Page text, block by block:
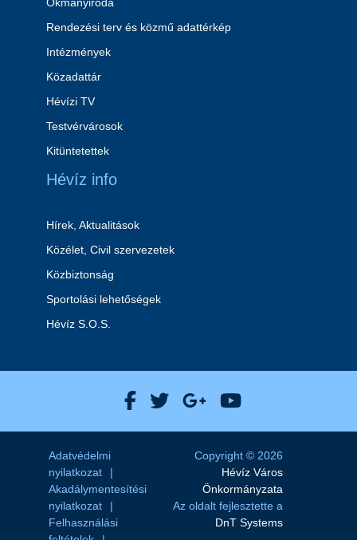
Rendezési terv és közmű adattérkép
Intézmények
Közadattár
Hévízi TV
Testvérvárosok
Kitüntetettek
Hévíz info
Hírek, Aktualitások
Közélet, Civil szervezetek
Közbiztonság
Sportolási lehetőségek
Hévíz S.O.S.
Hévíz Város Facebook
Hévíz Város X
Hévíz Város
Hévíz Város
Adatvédelmi
nyilatkozat
Akadálymentesítési
nyilatkozat
Felhasználási
Copyright © 2026
Hévíz Város
Önkormányzata
Az oldalt fejlesztette a
DnT Systems